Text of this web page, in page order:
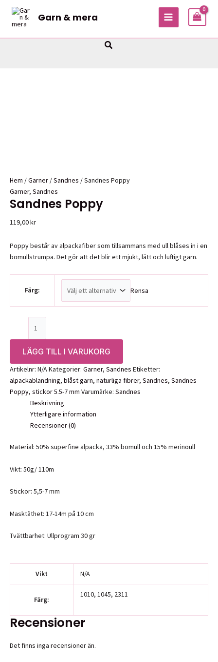
Hoppa
innehåll
Garn & mera
MAIN
Sök
Hem /Garner /Sandnes / Sandnes Poppy
Garner, Sandnes
Sandnes Poppy
119,00kr
Poppy består av alpackafiber som tillsammans med ull blåses in i en
bomullstrumpa. Det gör att det blir ett mjukt, lätt och luftigt garn.
Färg: Rensa
LÄGG TILL I VARUKORG
Artikelnr: N/AKategorier: Garner, Sandnes Etiketter:
alpackablandning, blåst garn, naturliga fibrer, Sandnes, Sandnes
Poppy, stickor 5.5-7 mm Varumärke: Sandnes
Beskrivning
Ytterligare information
Recensioner (0)
Material: 50% superfine alpacka, 33% bomull och 15% merinoull
Vikt: 50g/ 110m
Stickor: 5,5-7 mm
Masktäthet: 17-14m på 10 cm
Tvättbarhet: Ullprogram 30 gr
Vikt N/A
Färg:
1010, 1045, 2311
Recensioner
Det finns inga recensioner än.
Sale!
Sale!
Sale!
Sale!